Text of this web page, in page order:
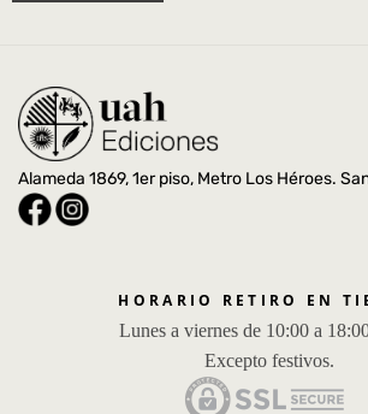
Alameda 1869, 1er piso, Metro Los Héroes.
HORARIO RETIRO EN
Lunes a viernes de 10:00 a
Excepto festivos.